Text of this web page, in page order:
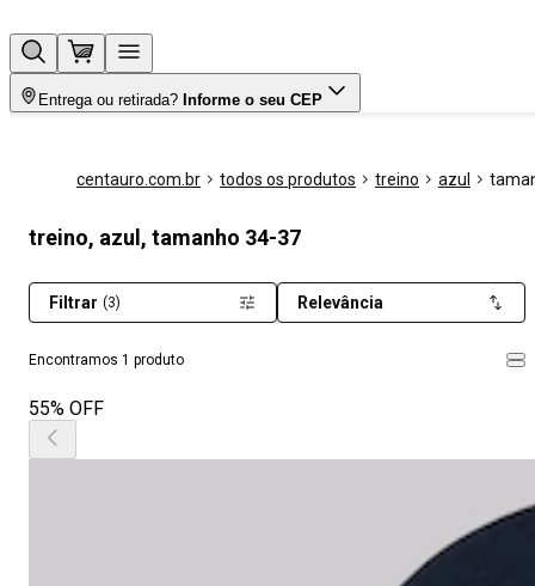
Entrega ou retirada? Informe o seu CEP
centauro.com.br todos os produtos treino azul
treino, azul, tamanho 34-37
Encontramos 1 produto
Filtrar (3) Relevância
55% OFF